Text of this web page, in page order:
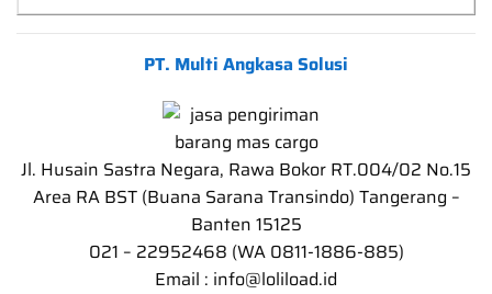
PT. Multi Angkasa Solusi
Jl. Husain Sastra Negara, Rawa Bokor RT.004/02 No.15
Area RA BST (Buana Sarana Transindo) Tangerang –
Banten 15125
021 – 22952468 (WA 0811-1886-885)
Email : info@loliload.id